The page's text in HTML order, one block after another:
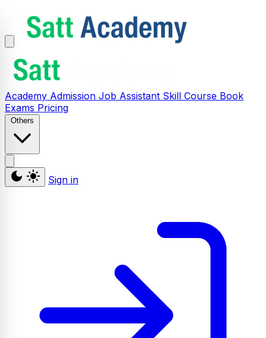
Academy Admission Job Assistant Skill Course Book
Exams Pricing
Others
Sign in